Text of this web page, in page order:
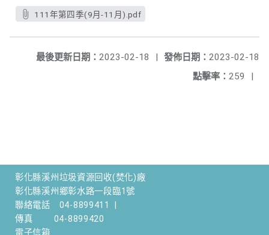
111年第四季(9月-11月).pdf
發佈日期： 2023-02-18
最後更新日期： 2023-02-18
|
點擊率： 259 |
彰化縣溪州垃圾資源回收(焚化)廠
彰化縣溪州鄉彰水路一段臨1號
聯絡電話
04-8899411
傳真
04-8899420
電子信箱